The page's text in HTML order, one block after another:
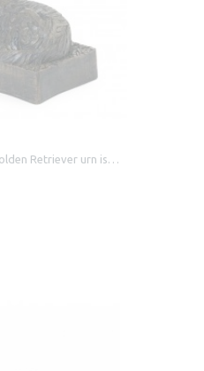
Retriever urn is…